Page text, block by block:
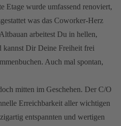
Etage wurde umfassend renoviert,
was das Coworker-Herz
arbeitest Du in hellen,
kannst Dir Deine Freiheit frei
Auch mal spontan,
mitten im Geschehen. Der C/O
Erreichbarkeit aller wichtigen
entspannten und wertigen